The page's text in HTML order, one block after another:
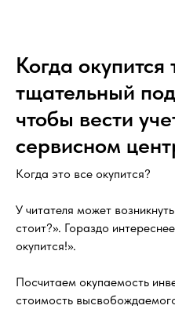
Когда окупится
тщательный
чтобы вести
сервисном
Когда это все окупится?
У читателя может
стоит?». Гораздо
окупится!».
Посчитаем окупаемость
стоимость